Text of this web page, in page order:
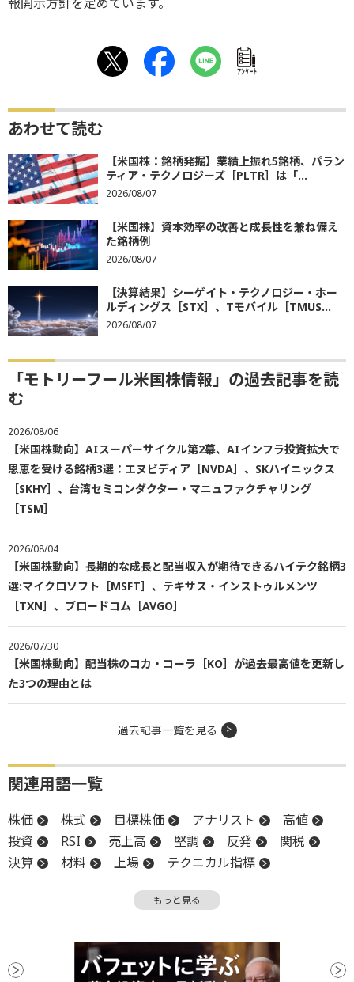
ｱﾝｹｰﾄ
あわせて読む
【米国株：銘柄発掘】業績上振れ5銘柄、パラン
ティア・テクノロジーズ［PLTR］は「...
2026/08/07
【米国株】資本効率の改善と成長性を兼ね備え
た銘柄例
2026/08/07
【決算結果】シーゲイト・テクノロジー・ホー
ルディングス［STX］、Tモバイル［TMUS...
2026/08/07
「モトリーフール米国株情報」の過去記事を読
む
2026/08/06
【米国株動向】AIスーパーサイクル第2幕、AIインフラ投資拡大で
恩恵を受ける銘柄3選：エヌビディア［NVDA］、SKハイニックス
［SKHY］、台湾セミコンダクター・マニュファクチャリング
［TSM］
2026/08/04
【米国株動向】長期的な成長と配当収入が期待できるハイテク銘柄3
選:マイクロソフト［MSFT］、テキサス・インストゥルメンツ
［TXN］、ブロードコム［AVGO］
2026/07/30
【米国株動向】配当株のコカ・コーラ［KO］が過去最高値を更新し
た3つの理由とは
過去記事一覧を見る
関連用語一覧
株価 株式 目標株価 アナリスト
高値
投資
RSI 売上高 堅調 反発
関税
決算
材料 上場
テクニカル指標
もっと見る